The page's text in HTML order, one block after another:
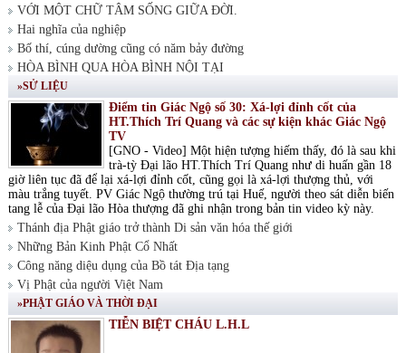
VỚI MỘT CHỮ TÂM SỐNG GIỮA ĐỜI.
Hai nghĩa của nghiệp
Bố thí, cúng dường cũng có năm bảy đường
HÒA BÌNH QUA HÒA BÌNH NỘI TẠI
»SỬ LIỆU
Điểm tin Giác Ngộ số 30: Xá-lợi đỉnh cốt của
HT.Thích Trí Quang và các sự kiện khác Giác Ngộ
TV
[GNO - Video] Một hiện tượng hiếm thấy, đó là sau khi
trà-tỳ Đại lão HT.Thích Trí Quang như di huấn gần 18
giờ liên tục đã để lại xá-lợi đỉnh cốt, cũng gọi là xá-lợi thượng thủ, với
màu trắng tuyết. PV Giác Ngộ thường trú tại Huế, người theo sát diễn biến
tang lễ của Đại lão Hòa thượng đã ghi nhận trong bản tin video kỳ này.
Thánh địa Phật giáo trở thành Di sản văn hóa thế giới
Những Bản Kinh Phật Cổ Nhất
Công năng diệu dụng của Bồ tát Địa tạng
Vị Phật của người Việt Nam
»PHẬT GIÁO VÀ THỜI ĐẠI
TIỄN BIỆT CHÁU L.H.L